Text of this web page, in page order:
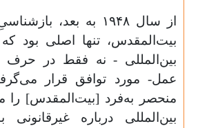
از سال ۱۹۴۸ به بعد،
بیت‌المقدس، تنها اصلی بود
بین‌المللی - نه فقط در حرف
عمل- مورد توافق قرار
منحصر به‌فرد [بیت‌المقدس] را
بین‌المللی درباره